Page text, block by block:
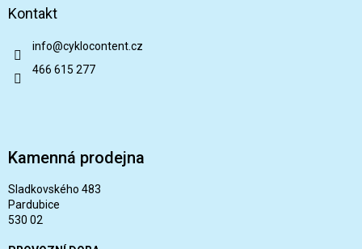
Kontakt
info@cyklocontent.cz
466 615 277
Kamenná prodejna
Sladkovského 483
Pardubice
530 02